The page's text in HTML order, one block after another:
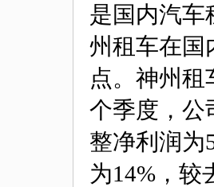
是国内汽车
州租车在国
点。神州租
个季度，公
整净利润为
为14%，较